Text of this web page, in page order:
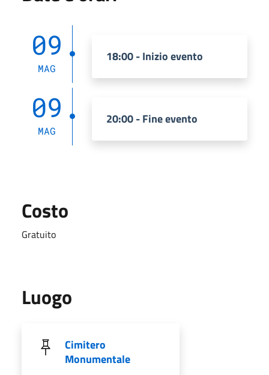
09
MAG
18:00 - Inizio evento
09
MAG
20:00 - Fine evento
Costo
Gratuito
Luogo
Cimitero
Monumentale